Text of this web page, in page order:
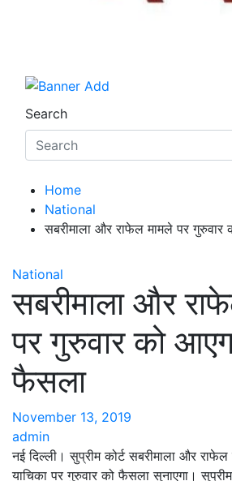
Search
Home
National
सबरीमाला और राफेल मामले पर
National
सबरीमाला और
पर गुरुवार को
फैसला
November 13, 2019
admin
नई दिल्ली। सुप्रीम कोर्ट सबरीमाला और राफेल
याचिका पर गुरुवार को फैसला सुनाएगा।